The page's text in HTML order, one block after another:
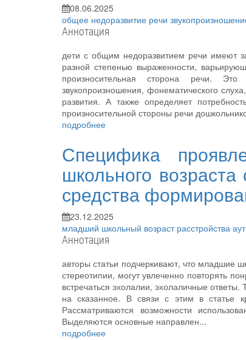
08.06.2025
общее недоразвитие речи
Аннотация
дети с общим недоразвитием речи имеют
разной степенью выраженности,
произносительная сторона речи. Это
звукопроизношения, фонематического
развития. А также определяет
произносительной стороны речи
подробнее
Специфика
школьного
средства
23.12.2025
младший школьный возраст расстройства
Аннотация
авторы статьи подчеркивают, что младшие
стереотипии, могут увлеченно повторять
встречаться эхолалии, эхолаличные
на сказанное. В связи с этим в статье
Рассматриваются возможности
Выделяются основные направлен...
подробнее